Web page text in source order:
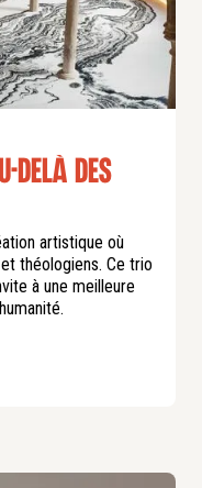
delà des
artistique où
théologiens. Ce trio
à une meilleure